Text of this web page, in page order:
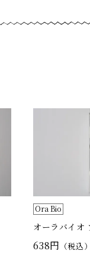
Ora Bio
オーラバイオ
638円 （税込）